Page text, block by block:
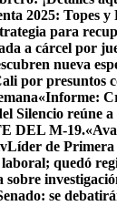
2025: Topes y
para
a cárcel por
nueva
por presuntos
«Informe:
Silencio reúne a
DEL M-19.
Líder de Primera
quedó
sobre
se